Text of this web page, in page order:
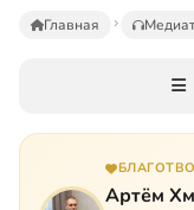
Главная
Артём